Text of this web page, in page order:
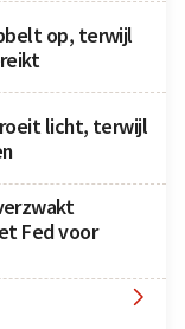
op, terwijl
licht, terwijl
Fed voor
